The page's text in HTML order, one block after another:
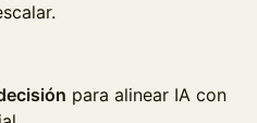
para alinear IA con